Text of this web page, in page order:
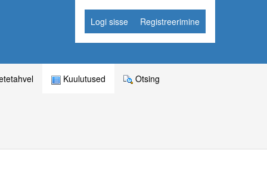
Logi sisse Registreerimine
Kuulutused Otsing